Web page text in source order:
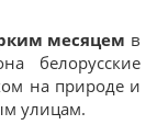
месяцем в
белорусские
на природе и
улицам.